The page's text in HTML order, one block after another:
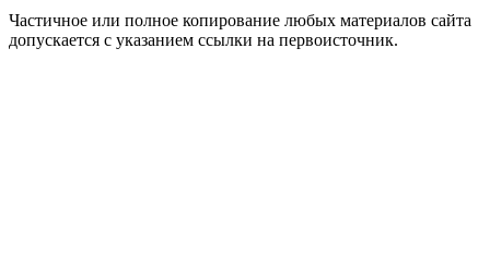
Частичное или полное копирование любых материалов сайта
допускается с указанием ссылки на первоисточник.